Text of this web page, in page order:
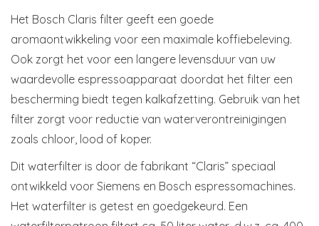
Het Bosch Claris filter geeft een goede
aromaontwikkeling voor een maximale koffiebeleving.
Ook zorgt het voor een langere levensduur van uw
waardevolle espressoapparaat doordat het filter een
bescherming biedt tegen kalkafzetting. Gebruik van het
filter zorgt voor reductie van waterverontreinigingen
zoals chloor, lood of koper.
Dit waterfilter is door de fabrikant “Claris” speciaal
ontwikkeld voor Siemens en Bosch espressomachines.
Het waterfilter is getest en goedgekeurd. Een